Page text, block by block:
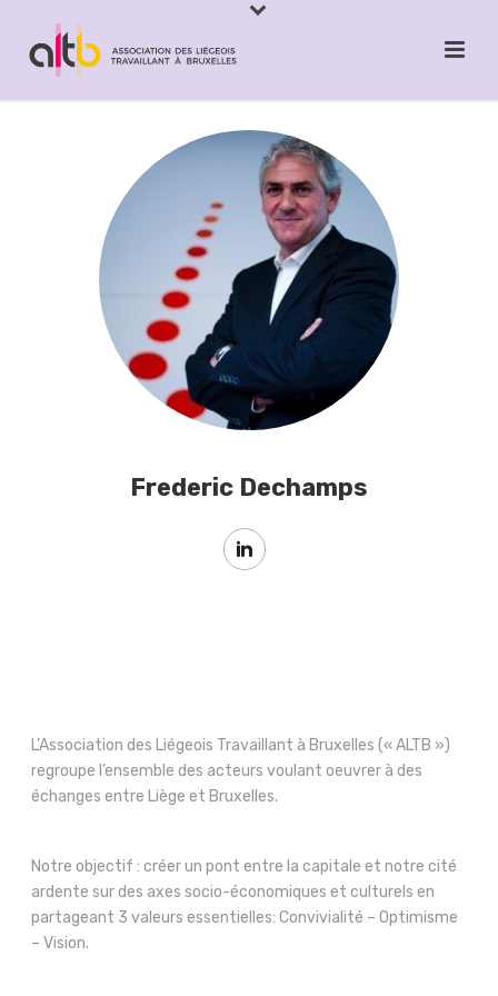
Frederic Dechamps
L’Association des Liégeois Travaillant à Bruxelles (« ALTB »)
regroupe l’ensemble des acteurs voulant oeuvrer à des
échanges entre Liège et Bruxelles.
Notre objectif : créer un pont entre la capitale et notre cité
ardente sur des axes socio-économiques et culturels en
partageant 3 valeurs essentielles: Convivialité – Optimisme
– Vision.